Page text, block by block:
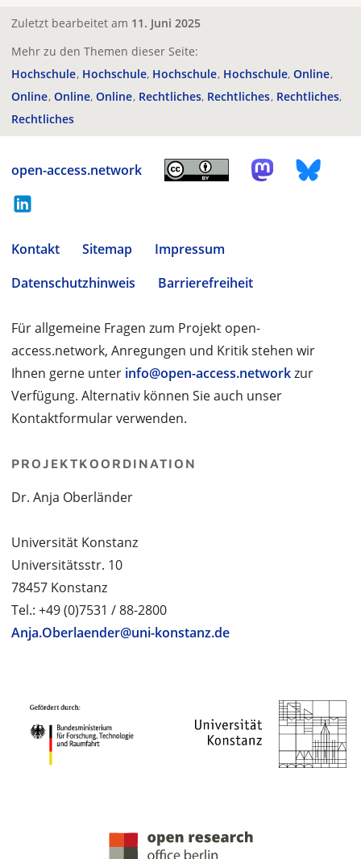
Zuletzt bearbeitet am 11. Juni 2025
Mehr zu den Themen dieser Seite:
Hochschule Hochschule Hochschule Hochschule Online
Online Online Online Rechtliches Rechtliches Rechtliches
Rechtliches
open-access.network
Kontakt Sitemap
Impressum
Datenschutzhinweis
Barrierefreiheit
Für allgemeine Fragen zum Projekt open-
access.network, Anregungen und Kritik stehen wir
Ihnen gerne unter info@open-access.networkzur
Verfügung. Alternativ können Sie auch unser
Kontaktformular verwenden.
PROJEKTKOORDINATION
Dr. Anja Oberländer
Universität Konstanz
Universitätsstr. 10
78457 Konstanz
Tel.: +49 (0)7531 / 88-2800
Anja.Oberlaender@uni-konstanz.de